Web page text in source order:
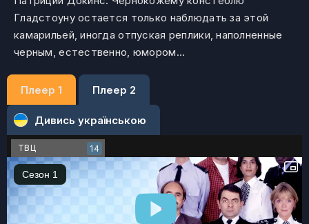
Гладстоуну остается только наблюдать за этой
камарильей, иногда отпуская реплики, наполненные
черным, естественно, юмором…
Плеер 1 Плеер 2
Дивись українською
ТВЦ 14